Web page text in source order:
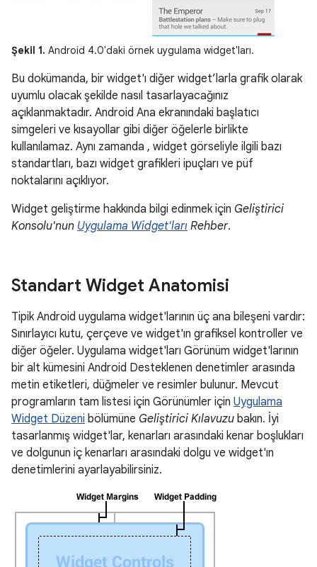
Şekil 1. Android 4.0'daki örnek uygulama widget'ları.
Bu dokümanda, bir widget'ı diğer widget’larla grafik olarak
uyumlu olacak şekilde nasıl tasarlayacağınız
açıklanmaktadır. Android Ana ekranındaki başlatıcı
simgeleri ve kısayollar gibi diğer öğelerle birlikte
kullanılamaz. Aynı zamanda , widget görseliyle ilgili bazı
standartları, bazı widget grafikleri ipuçları ve püf
noktalarını açıklıyor.
Widget geliştirme hakkında bilgi edinmek için Geliştirici
Konsolu'nun Uygulama Widget'ları Rehber.
Standart Widget Anatomisi
Tipik Android uygulama widget'larının üç ana bileşeni vardır:
Sınırlayıcı kutu, çerçeve ve widget'ın grafiksel kontroller ve
diğer öğeler. Uygulama widget'ları Görünüm widget'larının
bir alt kümesini Android Desteklenen denetimler arasında
metin etiketleri, düğmeler ve resimler bulunur. Mevcut
programların tam listesi için Görünümler için Uygulama
Widget Düzeni bölümüne Geliştirici Kılavuzu bakın. İyi
tasarlanmış widget'lar, kenarları arasındaki kenar boşlukları
ve dolgunun iç kenarları arasındaki dolgu ve widget'ın
denetimlerini ayarlayabilirsiniz.